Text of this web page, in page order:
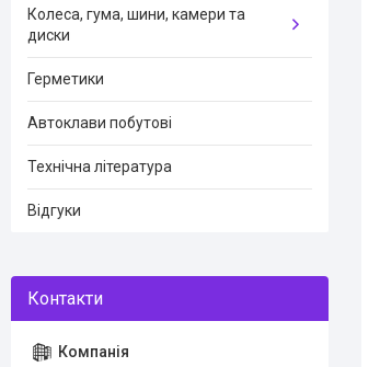
Колеса, гума, шини, камери та
диски
Герметики
Автоклави побутові
Технічна література
Відгуки